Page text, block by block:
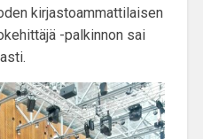
kirjastoammattilaisen
-palkinnon sai